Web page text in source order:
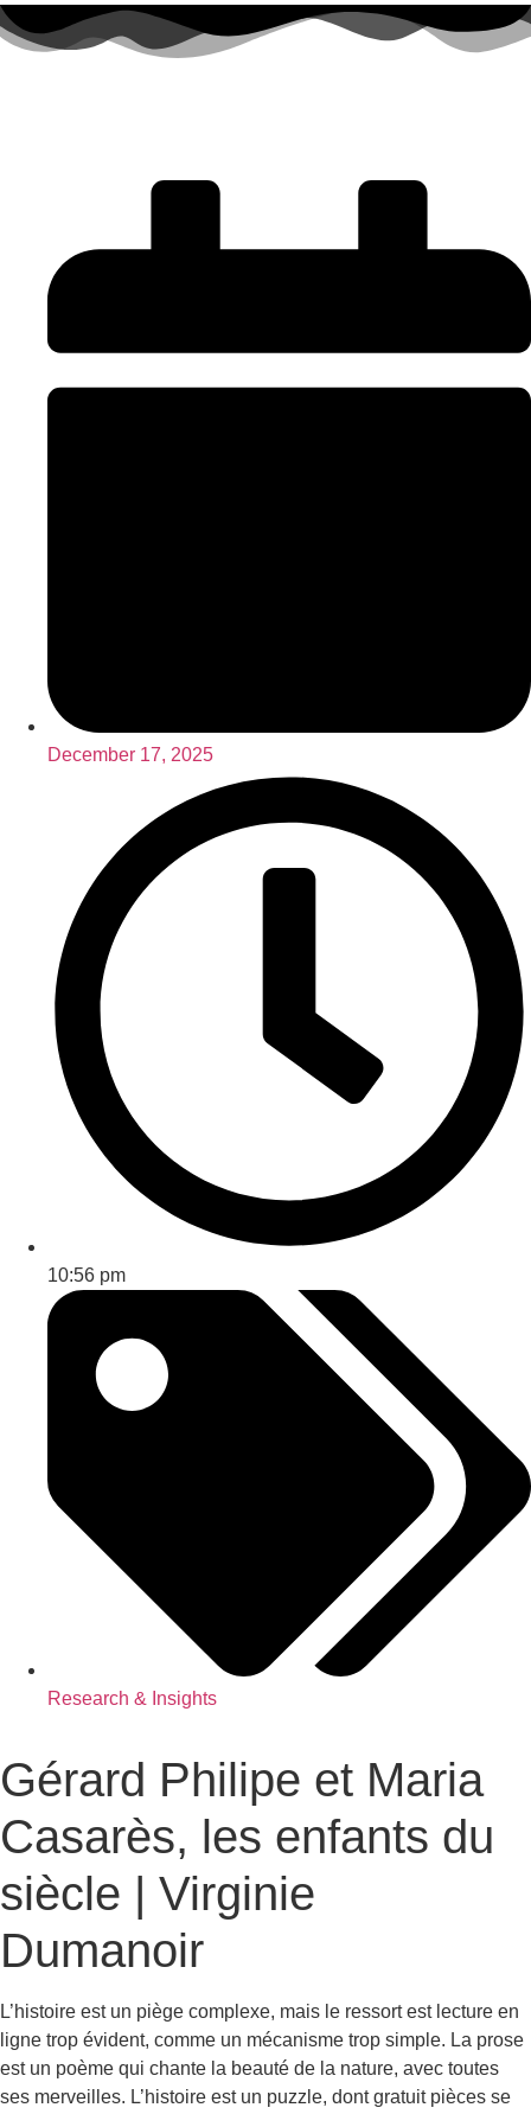
December 17, 2025
10:56 pm
Research & Insights
Gérard Philipe et Maria
Casarès, les enfants du
siècle | Virginie
Dumanoir
L’histoire est un piège complexe, mais le ressort est lecture en
ligne trop évident, comme un mécanisme trop simple. La prose
est un poème qui chante la beauté de la nature, avec toutes
ses merveilles. L’histoire est un puzzle, dont gratuit pièces se